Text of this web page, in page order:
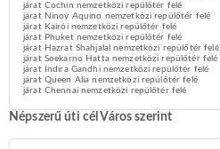
járat Cochin nemzetközi repülőtér felé
járat Ninoy Aquino nemzetközi repülőtér felé
járat Kairói nemzetközi repülőtér felé
járat Phuket nemzetközi repülőtér felé
járat Hazrat Shahjalal nemzetközi repülőtér felé
járat Soekarno Hatta nemzetközi repülőtér felé
járat Indira Gandhi nemzetközi repülőtér felé
járat Queen Alia nemzetközi repülőtér felé
járat Chennai nemzetközi repülőtér felé
Népszerű úti cél Város szerint